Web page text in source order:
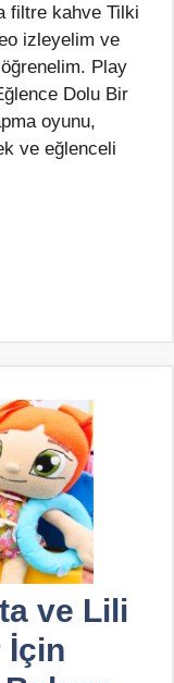
filtre kahve Tilki
izleyelim ve
Play
Dolu Bir
oyunu,
ve eğlenceli
ve Lili
İçin